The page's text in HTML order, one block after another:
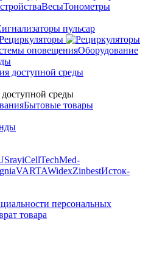
ВесыТонометры
Оборудование
среды
Бытовые товары
iCellTechMed-
VARTAWidexZinbestИсток-
персональных
товара